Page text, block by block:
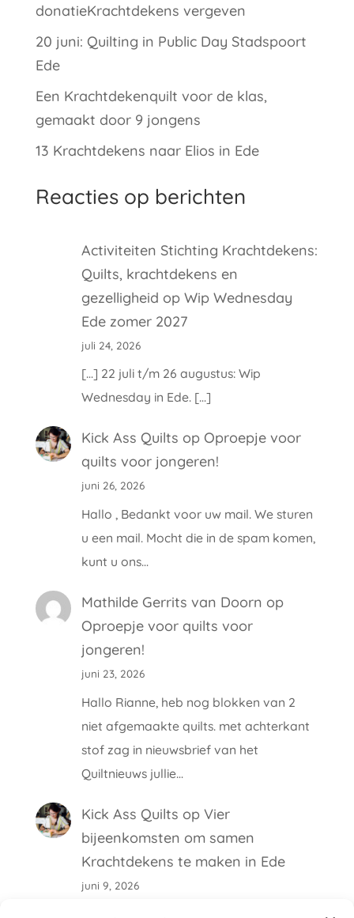
donatieKrachtdekens vergeven
20 juni: Quilting in Public Day Stadspoort
Ede
Een Krachtdekenquilt voor de klas,
gemaakt door 9 jongens
13 Krachtdekens naar Elios in Ede
Reacties op berichten
Activiteiten Stichting Krachtdekens:
Quilts, krachtdekens en
gezelligheid opWip Wednesday
Ede zomer 2027
juli 24, 2026
[…] 22 juli t/m 26 augustus: Wip
Wednesday in Ede. […]
Kick Ass Quilts opOproepje voor
quilts voor jongeren!
juni 26, 2026
Hallo , Bedankt voor uw mail. We sturen
u een mail. Mocht die in de spam komen,
kunt u ons…
Mathilde Gerrits van Doorn op
Oproepje voor quilts voor
jongeren!
juni 23, 2026
Hallo Rianne, heb nog blokken van 2
niet afgemaakte quilts. met achterkant
stof zag in nieuwsbrief van het
Quiltnieuws jullie…
Kick Ass Quilts opVier
bijeenkomsten om samen
Krachtdekens te maken in Ede
juni 9, 2026